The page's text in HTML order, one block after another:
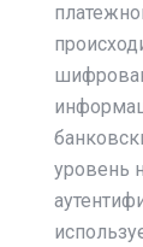
уровень